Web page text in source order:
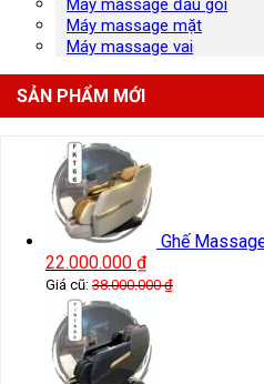
Máy massage mặt
Máy massage vai
SẢN PHẨM MỚI
Ghế
22.000.000 ₫
Giá cũ: 38.000.000₫